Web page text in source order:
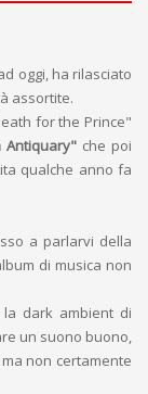
oggi, ha rilasciato
assortite.
for the Prince"
Antiquary" che poi
qualche anno fa
a parlarvi della
di musica non
dark ambient di
un suono buono,
non certamente